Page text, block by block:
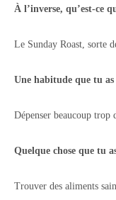
À l’inverse, qu’est-ce
Le Sunday Roast, sorte
Une habitude que tu
Dépenser beaucoup
Quelque chose que tu
Trouver des aliments